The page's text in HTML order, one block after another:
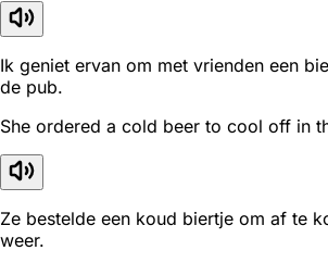
Ik geniet ervan om met vrienden een
de pub.
She ordered a cold beer to cool off in
Ze bestelde een koud biertje om af te
weer.